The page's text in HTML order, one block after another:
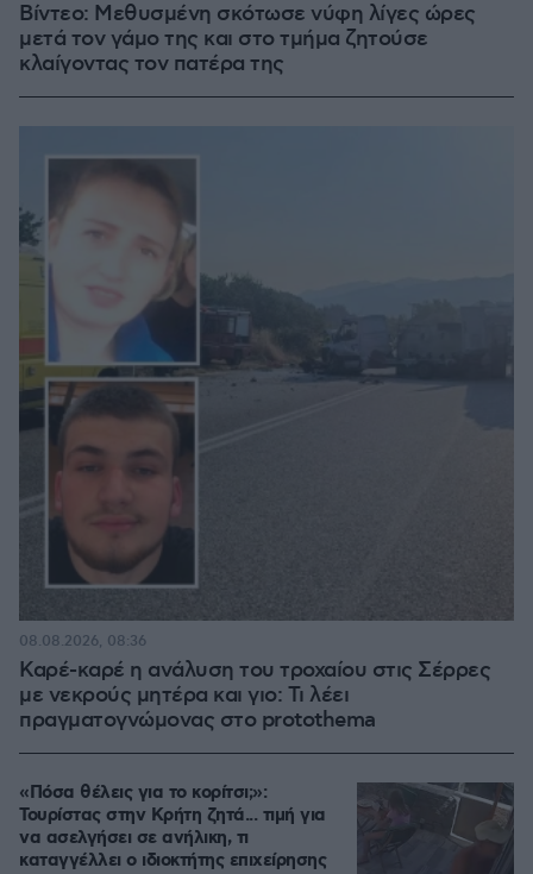
Βίντεο: Μεθυσμένη σκότωσε νύφη λίγες ώρες
μετά τον γάμο της και στο τμήμα ζητούσε
κλαίγοντας τον πατέρα της
Καρέ-καρέ η ανάλυση του τροχαίου στις Σέρρες
με νεκρούς μητέρα και γιο: Τι λέει
πραγματογνώμονας στο protothema
08.08.2026, 08:36
«Πόσα θέλεις για το κορίτσι;»:
Τουρίστας στην Κρήτη ζητά... τιμή για
να ασελγήσει σε ανήλικη, τι
καταγγέλλει ο ιδιοκτήτης επιχείρησης